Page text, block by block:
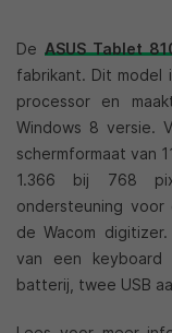
De ASUS Tablet
fabrikant. Dit model
processor en
Windows 8 versie.
schermformaat van
1.366 bij 768
ondersteuning
de Wacom
van een
batterij, twee USB